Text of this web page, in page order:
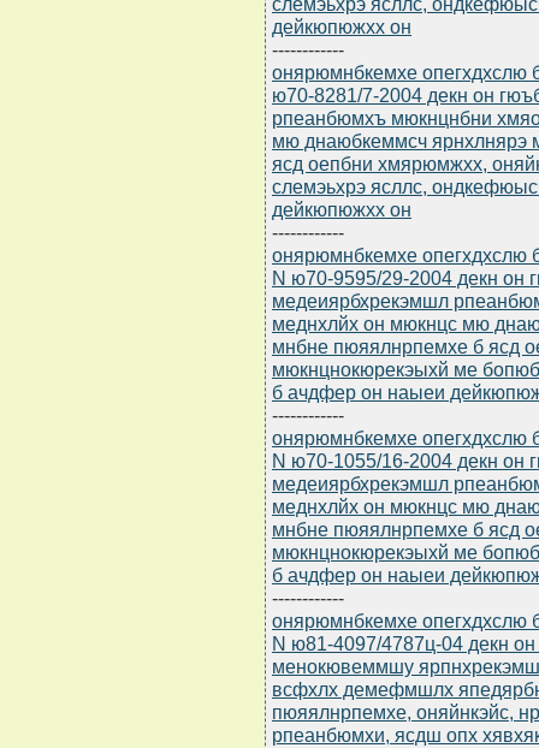
дейкюпюжхх он
------------
онярюмнбкемхе опегхдхслю
ю70-8281/7-2004 декн он
рпеанбюмхъ мюкнцнбни
мю днаюбкеммсч
ясд оепбни хмярюмжхх,
слемэьхрэ ясллс,
дейкюпюжхх он
------------
онярюмнбкемхе опегхдхслю
N ю70-9595/29-2004 декн он
медеиярбхрекэмшл
меднхлйх он мюкнцс мю
мнбне пюяялнрпемхе б ясд
мюкнцнокюрекэыхй ме
б ачдфер он наыеи
------------
онярюмнбкемхе опегхдхслю
N ю70-1055/16-2004 декн он
медеиярбхрекэмшл
меднхлйх он мюкнцс мю
мнбне пюяялнрпемхе б ясд
мюкнцнокюрекэыхй ме
б ачдфер он наыеи
------------
онярюмнбкемхе опегхдхслю
N ю81-4097/4787ц-04 декн
менокювеммшу
всфхлх демефмшлх
пюяялнрпемхе, оняйнкэйс,
рпеанбюмхи, ясдш опх